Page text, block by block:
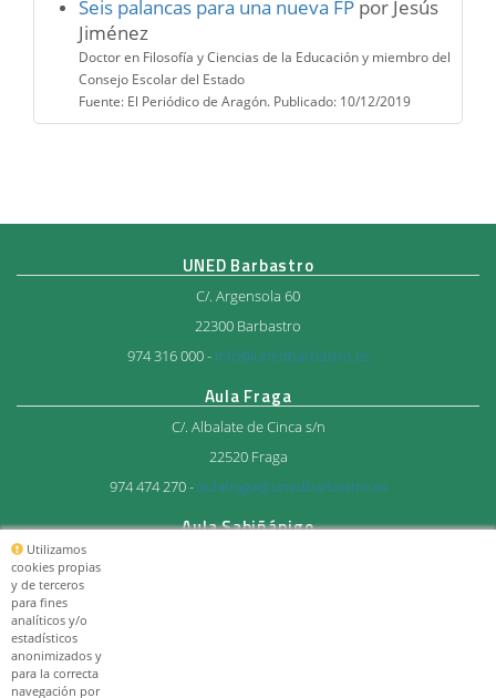
Seis palancas para una nueva FP por Jesús
Jiménez
Doctor en Filosofía y Ciencias de la Educación y miembro del
Consejo Escolar del Estado
Fuente: El Periódico de Aragón. Publicado: 10/12/2019
UNED Barbastro
C/. Argensola 60
22300 Barbastro
974 316 000 - info@unedbarbastro.es
Aula Fraga
C/. Albalate de Cinca s/n
22520 Fraga
974 474 270 -aulafraga@unedbarbastro.es
Aula Sabiñánigo
Utilizamos
cookies propias
y de terceros
para fines
analíticos y/o
estadísticos
anonimizados y
para la correcta
navegación por